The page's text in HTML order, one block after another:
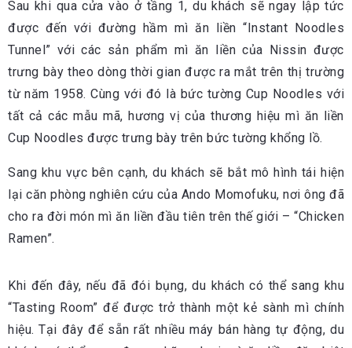
Sau khi qua cửa vào ở tầng 1, du khách sẽ ngay lập tức
được đến với đường hầm mì ăn liền “Instant Noodles
Tunnel” với các sản phẩm mì ăn liền của Nissin được
trưng bày theo dòng thời gian được ra mắt trên thị trường
từ năm 1958. Cùng với đó là bức tường Cup Noodles với
tất cả các mẫu mã, hương vị của thương hiệu mì ăn liền
Cup Noodles được trưng bày trên bức tường khổng lồ.
Sang khu vực bên cạnh, du khách sẽ bắt mô hình tái hiện
lại căn phòng nghiên cứu của Ando Momofuku, nơi ông đã
cho ra đời món mì ăn liền đầu tiên trên thế giới – “Chicken
Ramen”.
Khi đến đây, nếu đã đói bụng, du khách có thể sang khu
“Tasting Room” để được trở thành một kẻ sành mì chính
hiệu. Tại đây để sẵn rất nhiều máy bán hàng tự động, du